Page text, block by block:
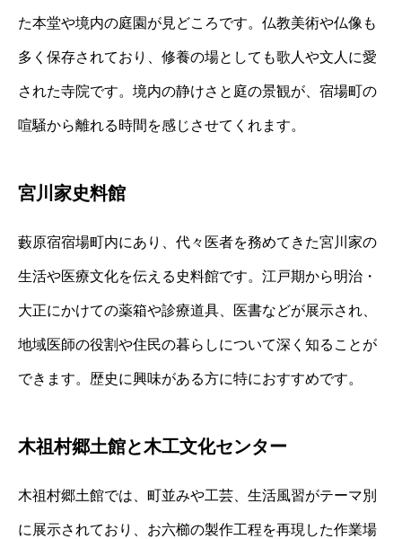
た本堂や境内の庭園が見どころです。仏教美術や仏像も
多く保存されており、修養の場としても歌人や文人に愛
された寺院です。境内の静けさと庭の景観が、宿場町の
喧騒から離れる時間を感じさせてくれます。
宮川家史料館
藪原宿宿場町内にあり、代々医者を務めてきた宮川家の
生活や医療文化を伝える史料館です。江戸期から明治・
大正にかけての薬箱や診療道具、医書などが展示され、
地域医師の役割や住民の暮らしについて深く知ることが
できます。歴史に興味がある方に特におすすめです。
木祖村郷土館と木工文化センター
木祖村郷土館では、町並みや工芸、生活風習がテーマ別
に展示されており、お六櫛の製作工程を再現した作業場